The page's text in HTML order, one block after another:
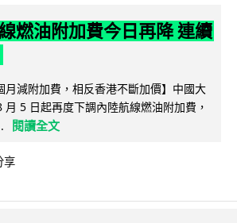
燃油附加費今日再降 連續
月減附加費，相反香港不斷加價】中國大
5 日起再度下調內陸航線燃油附加費，
閱讀全文
享